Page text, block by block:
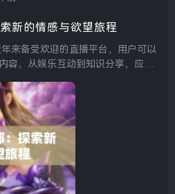
新的情感与欲望旅程
容，从娱乐互动到知识分享，应有
为了许多年轻人的社交新选择。 蜜丝...